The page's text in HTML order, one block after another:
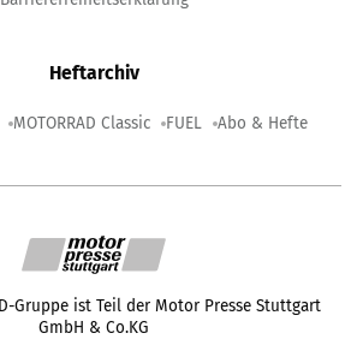
Heftarchiv
MOTORRAD Classic FUEL Abo & Hefte
Gruppe ist Teil der Motor Presse Stuttgart
GmbH & Co.KG